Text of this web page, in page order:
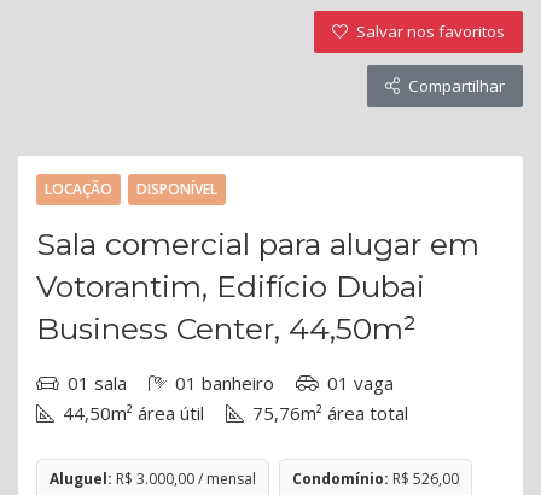
Salvar nos favoritos
Compartilhar
LOCAÇÃO DISPONÍVEL
Sala comercial para alugar em
Votorantim, Edifício Dubai
Business Center, 44,50m²
01 sala 01 banheiro
01 vaga
44,50m² área útil
75,76m² área total
Aluguel: R$ 3.000,00 / mensal Condomínio: R$ 526,00